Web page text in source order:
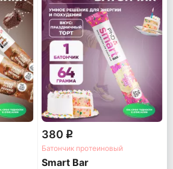
380 q
Батончик протеиновый
Smart Bar